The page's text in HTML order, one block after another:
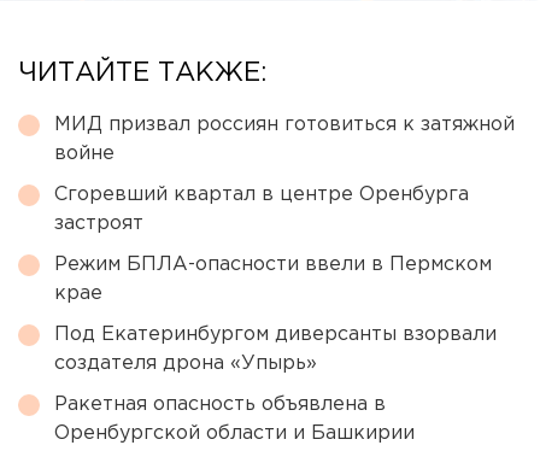
ЧИТАЙТЕ ТАКЖЕ:
МИД призвал россиян готовиться к затяжной
войне
Сгоревший квартал в центре Оренбурга
застроят
Режим БПЛА-опасности ввели в Пермском
крае
Под Екатеринбургом диверсанты взорвали
создателя дрона «Упырь»
Ракетная опасность объявлена в
Оренбургской области и Башкирии